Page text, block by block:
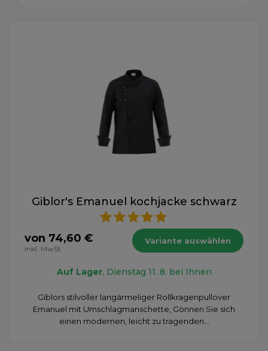
Giblor's Emanuel kochjacke schwarz
von 74,60 €
inkl. MwSt.
Variante auswählen
Auf Lager, Dienstag 11. 8. bei Ihnen
Giblors stilvoller langärmeliger Rollkragenpullover
Emanuel mit Umschlagmanschette, Gönnen Sie sich
einen modernen, leicht zu tragenden...